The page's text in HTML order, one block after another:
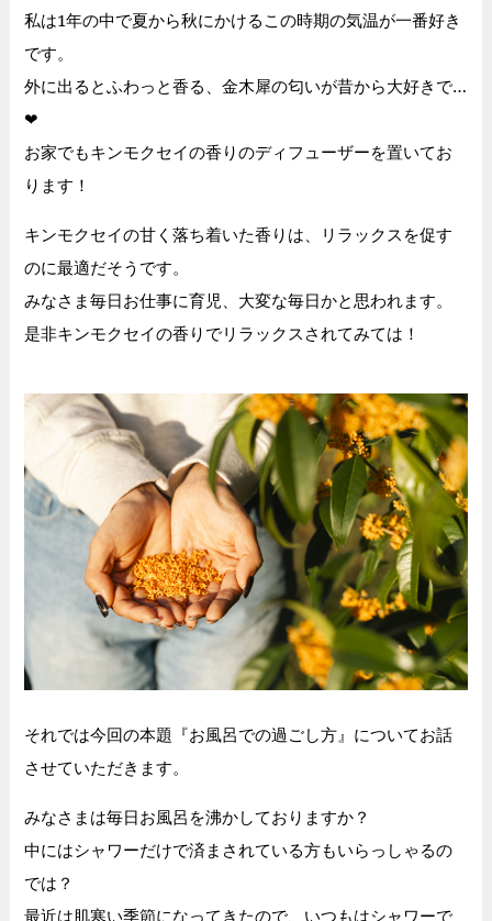
私は1年の中で夏から秋にかけるこの時期の気温が一番好き
です。
外に出るとふわっと香る、金木犀の匂いが昔から大好きで…
❤
お家でもキンモクセイの香りのディフューザーを置いてお
ります！
キンモクセイの甘く落ち着いた香りは、リラックスを促す
のに最適だそうです。
みなさま毎日お仕事に育児、大変な毎日かと思われます。
是非キンモクセイの香りでリラックスされてみては！
それでは今回の本題『お風呂での過ごし方』についてお話
させていただきます。
みなさまは毎日お風呂を沸かしておりますか？
中にはシャワーだけで済まされている方もいらっしゃるの
では？
最近は肌寒い季節になってきたので、いつもはシャワーで